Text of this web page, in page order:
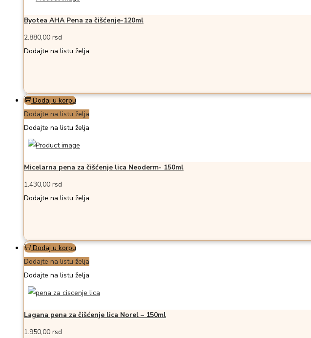
Byotea AHA Pena za čišćenje-120ml
2.880,00 rsd
Dodajte na listu želja
Dodaj u korpu
Dodajte na listu želja
Dodajte na listu želja
Micelarna pena za čišćenje lica Neoderm- 150ml
1.430,00 rsd
Dodajte na listu želja
Dodaj u korpu
Dodajte na listu želja
Dodajte na listu želja
Lagana pena za čišćenje lica Norel – 150ml
1.950,00 rsd